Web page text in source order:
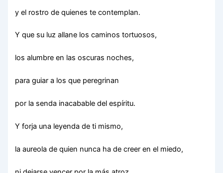
y el rostro de quienes te contemplan.
Y que su luz allane los caminos tortuosos,
los alumbre en las oscuras noches,
para guiar a los que peregrinan
por la senda inacabable del espíritu.
Y forja una leyenda de ti mismo,
la aureola de quien nunca ha de creer en el miedo,